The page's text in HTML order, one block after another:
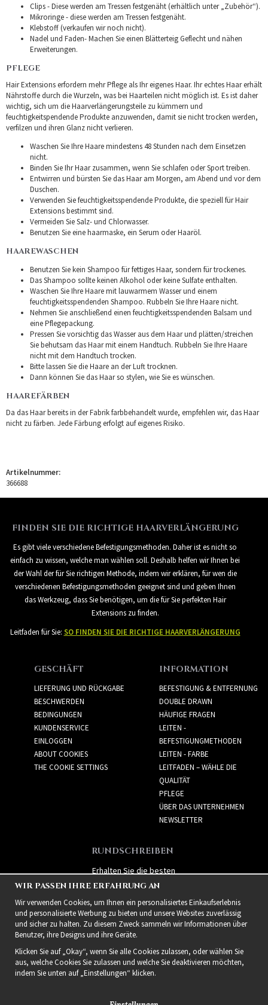
Clips - Diese werden am Tressen festgenäht (erhältlich unter „Zubehör“).
Mikroringe - diese werden am Tressen festgenäht.
Klebstoff (verkaufen wir noch nicht).
Nadel und Faden- Machen Sie einen Blätterteig Geflecht und nähen
Erweiterungen.
PFLEGE
Hair Extensions erfordern mehr Pflege als Ihr eigenes Haar. Ihr echtes Haar erhält
Nährstoffe durch die Wurzeln, was bei Haarteilen nicht möglich ist. Es ist daher
wichtig, sich um die Haarverlängerungsteile zu kümmern und
feuchtigkeitspendende Produkte anzuwenden, damit sie nicht trocken werden,
verfilzen und ihren Glanz nicht verlieren.
Waschen Sie Ihre Haare mindestens 48 Stunden nach dem Einsetzen
nicht.
Binden Sie Ihr Haar zusammen, wenn Sie schlafen oder Sport treiben.
Entwirren und bürsten Sie das Haar am Morgen, am Abend und vor dem
Duschen.
Verwenden Sie feuchtigkeitsspendende Produkte, die speziell für Hair
Extensions bestimmt sind.
Vermeiden Sie Salz- und Chlorwasser.
Benutzen Sie eine haarmaske, ein Serum oder Haaröl.
HAAREWASCHEN
Benutzen Sie kein Shampoo für fettiges Haar, sondern für trockenes.
Das Shampoo sollte keinen Alkohol oder keine Sulfate enthalten.
Waschen Sie Ihre Haare mit lauwarmem Wasser und einem
feuchtigkeitsspendenden Shampoo. Rubbeln Sie Ihre Haare nicht.
Nehmen Sie anschließend einen feuchtigkeitsspendenden Balsam und
eine Pflegepackung.
Pressen Sie vorsichtig das Wasser aus dem Haar und plätten/streichen
Sie behutsam das Haar mit einem Handtuch. Rubbeln Sie Ihre Haare
nicht mit dem Handtuch trocken.
Bitte lassen Sie die Haare an der Luft trocknen.
Dann können Sie das Haar so stylen, wie Sie es wünschen.
HAAREFÄRBEN
Da das Haar bereits in der Fabrik farbbehandelt wurde, empfehlen wir, das Haar
nicht zu färben. Jede Färbung erfolgt auf eigenes Risiko.
Artikelnummer:
366688
FINDEN SIE DIE RICHTIGE HAARVERLÄNGERUNG
Es gibt viele verschiedene Befestigungsmethoden. Daher ist es nicht so
einfach zu wissen, welche man wählen soll. Deshalb helfen wir Ihnen bei
der Wahl der für Sie richtigen Methode, indem wir erklären, für wen die
verschiedenen Befestigungsmethoden geeignet sind und geben Ihnen
das Werkzeug, dass Sie benötigen, um die für Sie perfekten Hair
Extensions zu finden.
Leitfaden für Sie: SO FINDEN SIE DIE RICHTIGE HAARVERLÄNGERUNG
GESCHÄFT
LIEFERUNG UND RÜCKGABE
BESCHWERDEN
BEDINGUNGEN
KUNDENSERVICE
EINLOGGEN
ABOUT COOKIES
THE COOKIE SETTINGS
INFORMATION
BEFESTIGUNG & ENTFERNUNG
DOUBLE DRAWN
HÄUFIGE FRAGEN
LEITEN -
BEFESTIGUNGMETHODEN
LEITEN - FARBE
LEITFADEN – WÄHLE DIE
QUALITÄT
PFLEGE
ÜBER DAS UNTERNEHMEN
NEWSLETTER
RUNDSCHREIBEN
Erhalten Sie die besten
Angebote und spannende
neue Produkte!
WIR PASSEN IHRE ERFAHRUNG AN
Wir verwenden Cookies, um Ihnen ein personalisiertes Einkaufserlebnis
und personalisierte Werbung zu bieten und unsere Websites zuverlässig
und sicher zu halten. Zu diesem Zweck sammeln wir Informationen über
Benutzer, ihre Designs und ihre Geräte.
Klicken Sie auf „Okay“, wenn Sie alle Cookies zulassen, oder wählen Sie
aus, welche Cookies Sie zulassen und welche Sie deaktivieren möchten,
indem Sie unten auf „Einstellungen“ klicken.